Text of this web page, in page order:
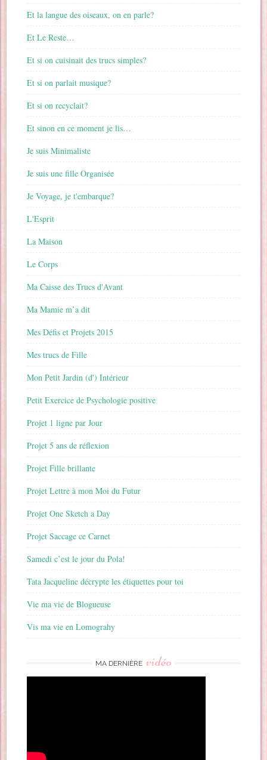
Et la langue des oiseaux, on en parle?
Et Le Reste…
Et si on cuisinait des trucs simples?
Et si on parlait musique?
Et si on recyclait?
Et sinon en ce moment je lis…
Je suis Minimaliste
Je suis une fille Organisée
Je Voyage, je t'embarque?
L'Esprit
La Maison
Le Corps
Ma Caisse des Trucs d'Avant
Ma Mamie m’a dit
Mes Défis et Projets 2015
Mes trucs de Fille
Mon Petit Jardin (d') Intérieur
Petit Exercice de Psychologie positive
Projet 1 ligne par Jour
Projet 5 ans de réflexion
Projet Fille brillante
Projet Lettre à mon Moi du Futur
Projet One Sketch a Day
Projet Saccage ce Carnet
Samedi c’est le jour du Pola!
Tata Jacqueline décrypte les étiquettes pour toi
Vie ma vie de Blogueuse
Vis ma vie en Lomograhy
MA DERNIÈRE vidéo